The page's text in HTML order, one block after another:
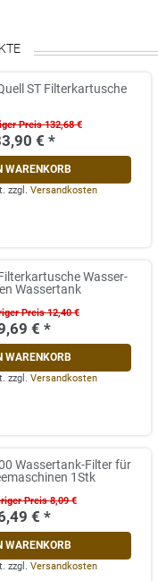
ST Filterkartusche
Preis 132,68 €
€ *
WARENKORB
zzgl. Versandkosten
Wasser-
Wassertank
Preis 12,40 €
€ *
WARENKORB
zzgl. Versandkosten
Wassertank-Filter für
1Stk
Preis 8,09 €
€ *
WARENKORB
zzgl. Versandkosten